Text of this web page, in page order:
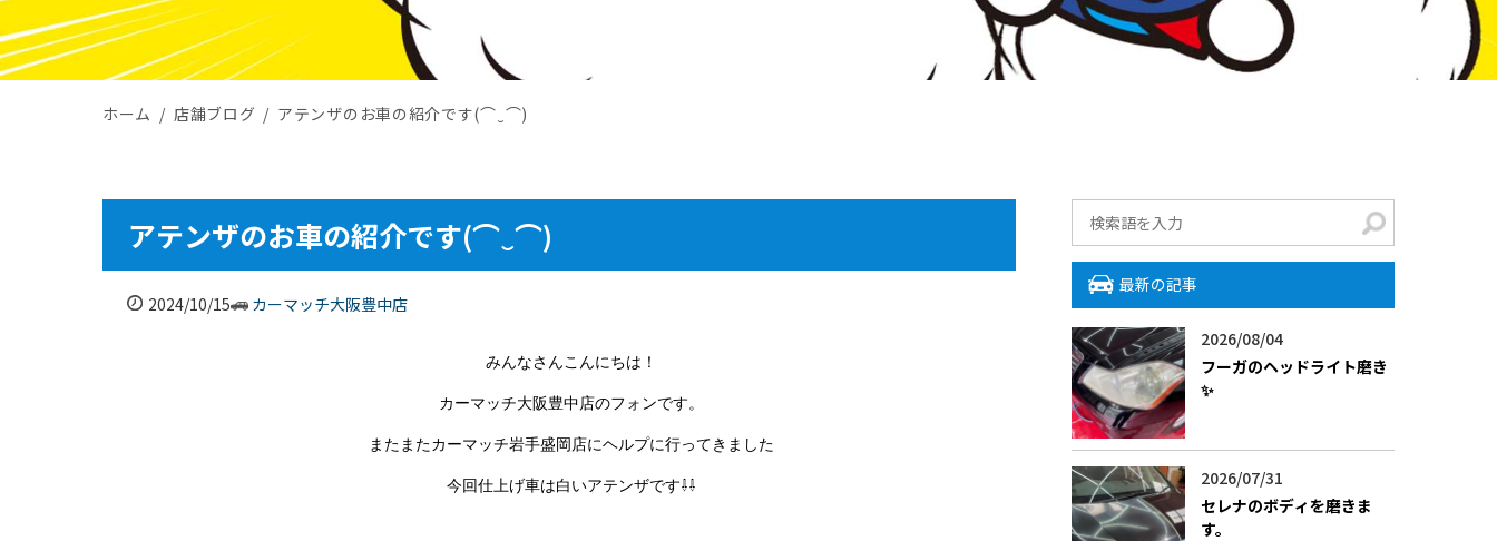
ホーム 店舗ブログ アテンザのお車の紹介です(⌒‿⌒)
アテンザのお車の紹介です(⌒‿⌒)
2024/10/15 カーマッチ大阪豊中店
みんなさんこんにちは！
カーマッチ大阪豊中店のフォンです。
またまたカーマッチ岩手盛岡店にヘルプに行ってきました
今回仕上げ車は白いアテンザです⇩⇩
最新の記事
2026/08/04
フーガのヘッドライト磨き
✨
2026/07/31
セレナのボディを磨きま
す。